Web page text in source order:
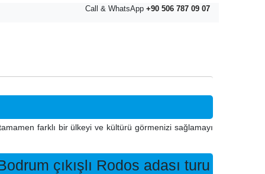
Call & WhatsApp +90 506 787 09 07
farklı bir ülkeyi ve kültürü görmenizi sağlamayı
çıkışlı Rodos adası turu